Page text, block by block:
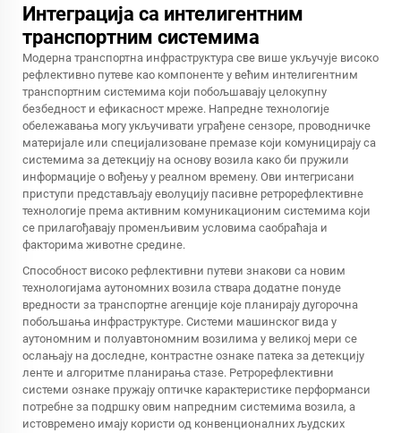
Интеграција са интелигентним
транспортним системима
Модерна транспортна инфраструктура све више укључује високо
рефлективно путеве као компоненте у већим интелигентним
транспортним системима који побољшавају целокупну
безбедност и ефикасност мреже. Напредне технологије
обележавања могу укључивати уграђене сензоре, проводничке
материјале или специјализоване премазе који комуницирају са
системима за детекцију на основу возила како би пружили
информације о вођењу у реалном времену. Ови интегрисани
приступи представљају еволуцију пасивне ретрорефлективне
технологије према активним комуникационим системима који
се прилагођавају променљивим условима саобраћаја и
факторима животне средине.
Способност високо рефлективни путеви знакови са новим
технологијама аутономних возила ствара додатне понуде
вредности за транспортне агенције које планирају дугорочна
побољшања инфраструктуре. Системи машинског вида у
аутономним и полуавтономним возилима у великој мери се
ослањају на доследне, контрастне ознаке патека за детекцију
ленте и алгоритме планирања стазе. Ретрорефлективни
системи ознаке пружају оптичке карактеристике перформанси
потребне за подршку овим напредним системима возила, а
истовремено имају користи од конвенционалних људских